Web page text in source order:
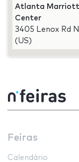
Atlanta Marriott
Center
3405 Lenox Rd
(US)
Feiras
Calendário